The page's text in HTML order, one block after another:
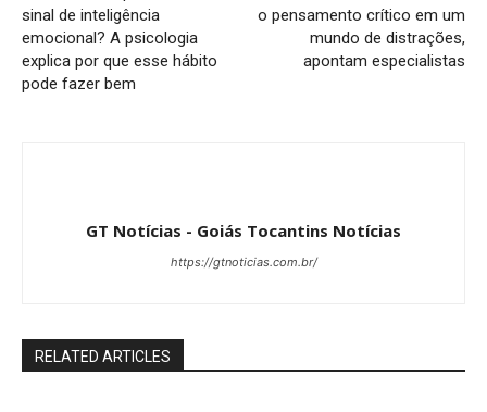
sinal de inteligência
emocional? A psicologia
explica por que esse hábito
pode fazer bem
o pensamento crítico em um
mundo de distrações,
apontam especialistas
GT Notícias - Goiás Tocantins Notícias
https://gtnoticias.com.br/
RELATED ARTICLES